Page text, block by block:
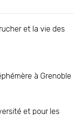
et la vie des
à Grenoble
et pour les